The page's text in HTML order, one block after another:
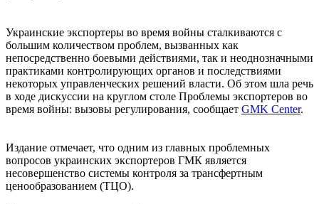
Украинские экспортеры во время войны сталкиваются с
большим количеством проблем, вызванных как
непосредственно боевыми действиями, так и неоднозначными
практиками контролирующих органов и последствиями
некоторых управленческих решений власти. Об этом шла речь
в ходе дискуссии на круглом столе Проблемы экспортеров во
время войны: вызовы регулирования, сообщает GMK Center.
Издание отмечает, что одним из главных проблемных
вопросов украинских экспортеров ГМК является
несовершенство системы контроля за трансфертным
ценообразованием (ТЦО).